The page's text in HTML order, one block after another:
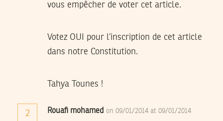
vous empêcher de voter cet article.
Votez OUI pour l’inscription de cet article
dans notre Constitution.
Tahya Tounes !
2 Rouafi mohamed on 09/01/2014 at 09/01/2014